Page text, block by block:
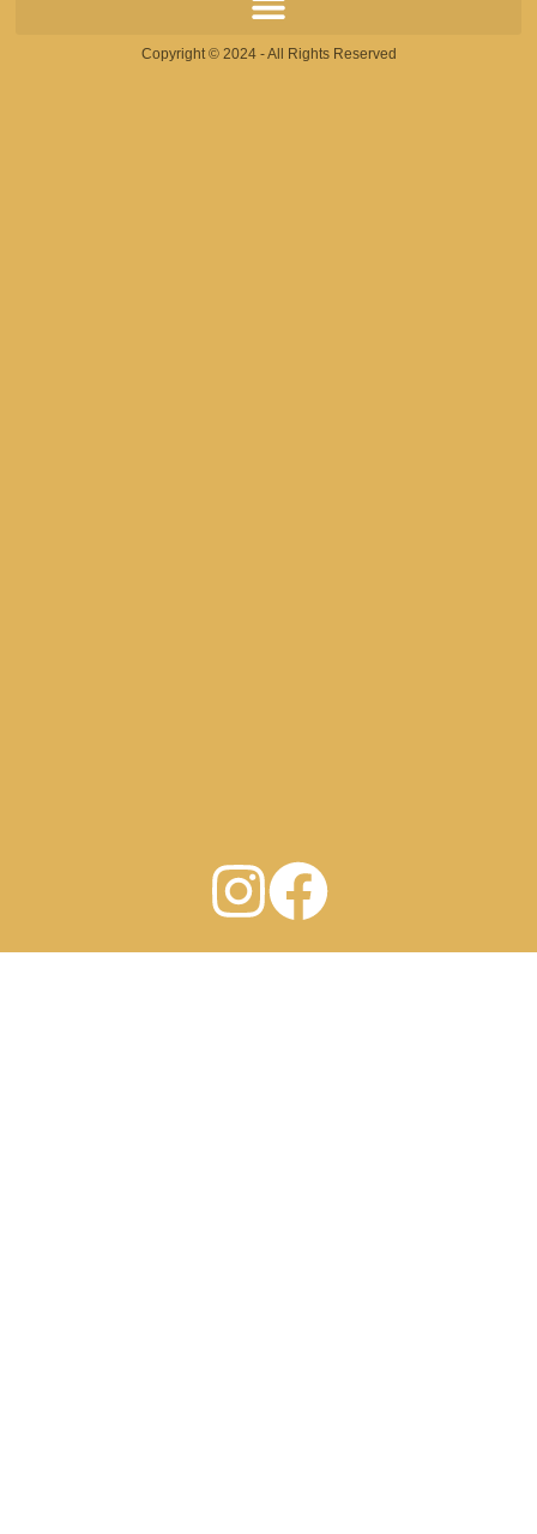
Copyright © 2024 - All Rights Reserved